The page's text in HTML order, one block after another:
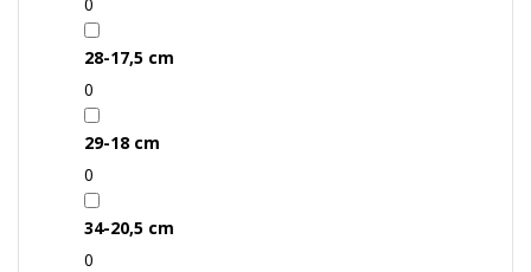
28-17,5 cm
0
29-18 cm
0
34-20,5 cm
0